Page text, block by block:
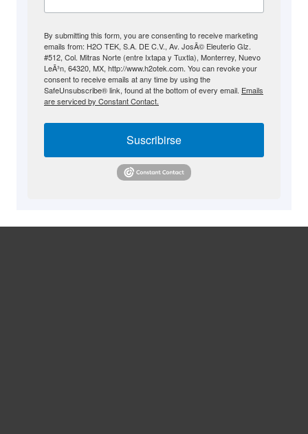
By submitting this form, you are consenting to receive marketing
emails from: H2O TEK, S.A. DE C.V., Av. JosÃ© Eleuterio Glz.
#512, Col. Mitras Norte (entre Ixtapa y Tuxtla), Monterrey, Nuevo
LeÃ³n, 64320, MX, http://www.h2otek.com. You can revoke your
consent to receive emails at any time by using the
SafeUnsubscribe® link, found at the bottom of every email. Emails
are serviced by Constant Contact.
Suscribirse